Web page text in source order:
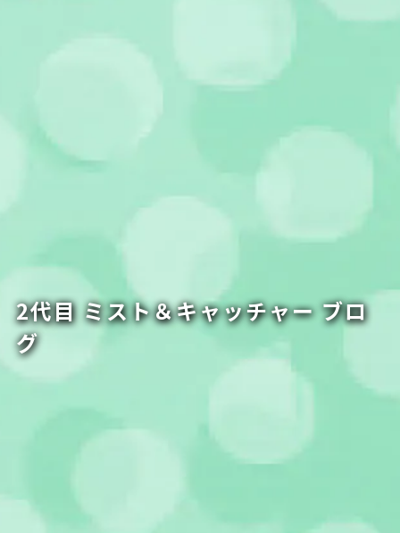
2代目 ミスト＆キャッチャー ブロ
グ